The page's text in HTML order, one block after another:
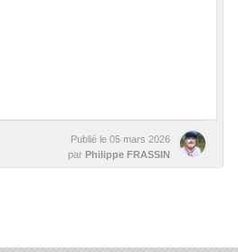
Publié le 05 mars 2026
par Philippe FRASSIN